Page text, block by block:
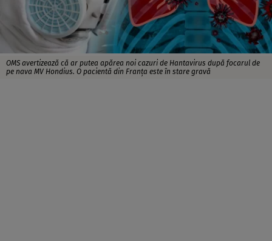
OMS avertizează că ar putea apărea noi cazuri de Hantavirus după focarul de
pe nava MV Hondius. O pacientă din Franța este în stare gravă